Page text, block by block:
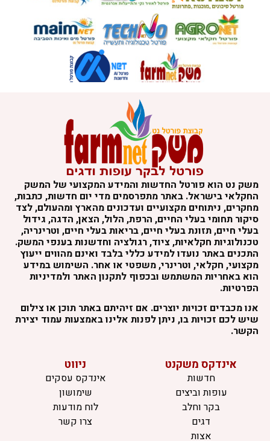
משק נט הוא פורטל החדשות והמידע המקצועי של המשק
החקלאי בישראל. באתר מתפרסמים מדי יום חדשות, כתבות,
מחקרים, ניתוחים מקצועיים ועדכונים מהארץ ומהעולם, לצד
סיקור תחומי בעלי החיים, הרפת, הלול, הצאן, הדגה, גידול
בעלי חיים, תזונת בעלי חיים, בריאות בעלי חיים, וטרינריה,
טכנולוגיות חקלאיות, ציוד, רגולציה וחדשנות בענפי המשק.
התכנים באתר נועדו למידע כללי בלבד ואינם מהווים ייעוץ
מקצועי, חקלאי, וטרינרי, משפטי או אחר. השימוש במידע
הוא באחריות המשתמש ובכפוף לתקנון האתר ולמדיניות
הפרטיות.
אנו מכבדים זכויות יוצרים. אם זיהיתם באתר תוכן או צילום
שיש לכם זכויות בו, ניתן לפנות אלינו באמצעות עמוד יצירת
הקשר.
אינדקס משקנט
חדשות
עופות וביצים
בקר וחלב
דגים
אצות
ניווט
אינדקס עסקים
שימושון
לוח מודעות
צרו קשר